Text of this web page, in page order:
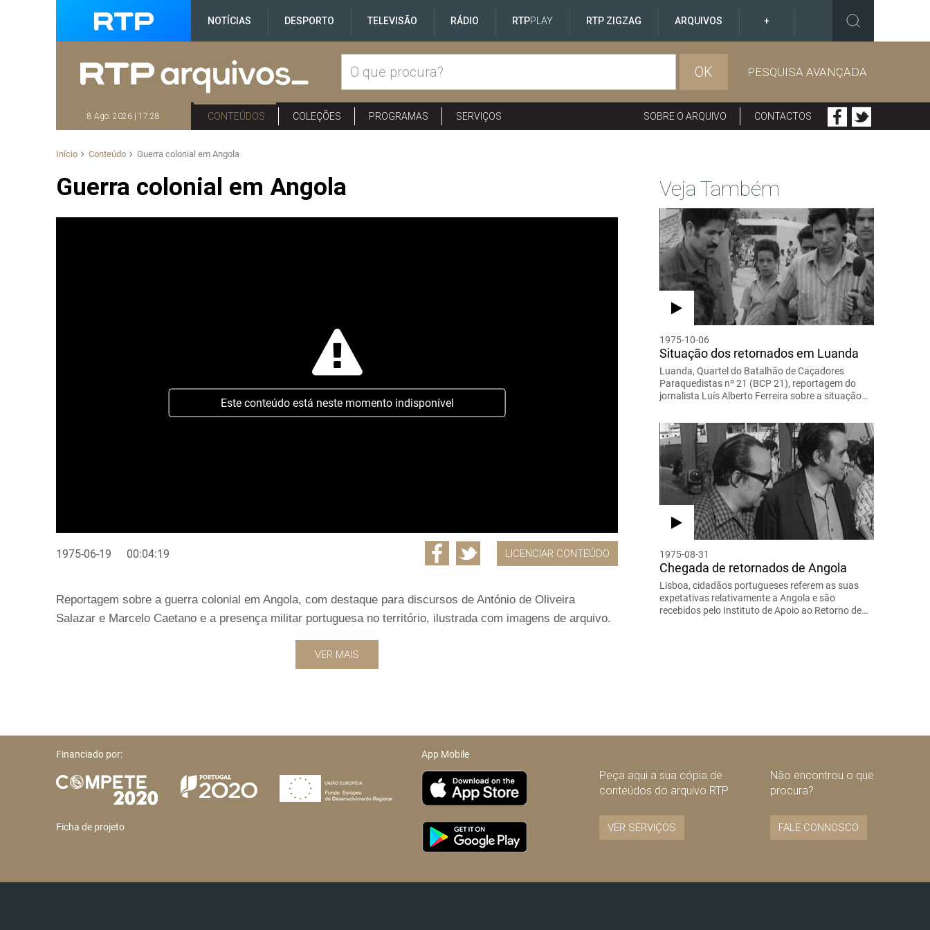
NOTÍCIAS DESPORTO TELEVISÃO RÁDIO RTPPLAY RTP ZIGZAG ARQUIVOS +
OK PESQUISA AVANÇADA
8 Ago. 2026 | 17:28 CONTEÚDOS COLEÇÕES PROGRAMAS SERVIÇOS SOBRE O ARQUIVO CONTACTOS
Início Conteúdo Guerra colonial em Angola
Guerra colonial em Angola
Este conteúdo está neste momento indisponível
1975-06-19 00:04:19 LICENCIAR CONTEÚDO
Reportagem sobre a guerra colonial em Angola, com destaque para discursos de António de Oliveira
Salazar e Marcelo Caetano e a presença militar portuguesa no território, ilustrada com imagens de arquivo.
VER MAIS
Veja Também
1975-10-06
Situação dos retornados em Luanda
Luanda, Quartel do Batalhão de Caçadores
Paraquedistas nº 21 (BCP 21), reportagem do
jornalista Luís Alberto Ferreira sobre a situação…
1975-08-31
Chegada de retornados de Angola
Lisboa, cidadãos portugueses referem as suas
expetativas relativamente a Angola e são
recebidos pelo Instituto de Apoio ao Retorno de…
Financiado por:
Ficha de projeto
App Mobile
Peça aqui a sua cópia de
conteúdos do arquivo RTP
VER SERVIÇOS
Não encontrou o que
procura?
FALE CONNOSCO